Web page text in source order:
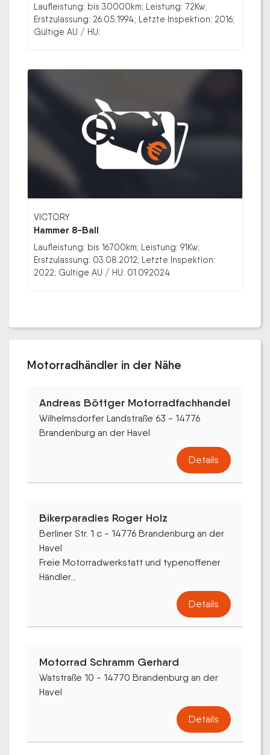
Laufleistung: bis 30000km; Leistung: 72Kw;
Erstzulassung: 26.05.1994; Letzte Inspektion: 2016;
Gültige AU / HU:
VICTORY
Hammer 8-Ball
Laufleistung: bis 16700km; Leistung: 91Kw;
Erstzulassung: 03.08.2012; Letzte Inspektion:
2022; Gültige AU / HU: 01.09.2024
Motorradhändler in der Nähe
Andreas Böttger Motorradfachhandel
Wilhelmsdorfer Landstraße 63 - 14776
Brandenburg an der Havel
Details
Bikerparadies Roger Holz
Berliner Str. 1 c - 14776 Brandenburg an der
Havel
Freie Motorradwerkstatt und typenoffener
Händler...
Details
Motorrad Schramm Gerhard
Watstraße 10 - 14770 Brandenburg an der
Havel
Details